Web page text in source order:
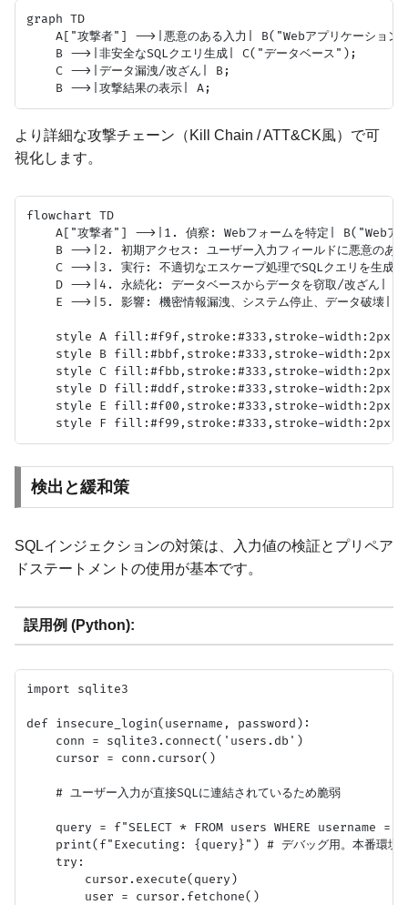
graph TD
A["攻撃者"] -->|悪意のある入力| B("Webアプリケーション
    B -->|非安全なSQLクエリ生成| C("データベース");
    C -->|データ漏洩/改ざん| B;
より詳細な攻撃チェーン（Kill Chain / ATT&CK風）で可
視化します。
flowchart TD
A["攻撃者"] -->|1. 偵察: Webフォームを特定| B("Webア
B -->|2. 初期アクセス: ユーザー入力フィールドに悪意のあ
C -->|3. 実行: 不適切なエスケープ処理でSQLクエリを生成|
D -->|4. 永続化: データベースからデータを窃取/改ざん|
E -->|5. 影響: 機密情報漏洩、システム停止、データ破壊|
    style A fill:#f9f,stroke:#333,stroke-width:2px;
    style B fill:#bbf,stroke:#333,stroke-width:2px;
    style C fill:#fbb,stroke:#333,stroke-width:2px;
    style D fill:#ddf,stroke:#333,stroke-width:2px;
    style E fill:#f00,stroke:#333,stroke-width:2px;
検出と緩和策
SQLインジェクションの対策は、入力値の検証とプリペア
ドステートメントの使用が基本です。
誤用例 (Python):
import sqlite3
def insecure_login(username, password):
    conn = sqlite3.connect('users.db')
    cursor = conn.cursor()
    # ユーザー入力が直接SQLに連結されているため脆弱
query = f"SELECT * FROM users WHERE username =
print(f"Executing: {query}") # デバッグ用。本番環境で
    try:
        cursor.execute(query)
        user = cursor.fetchone()